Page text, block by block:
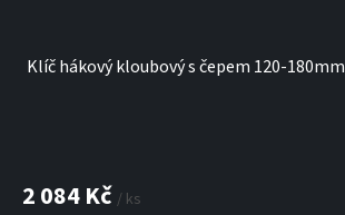
Klíč hákový kloubový s čepem 120-180mm
2 084 Kč / ks